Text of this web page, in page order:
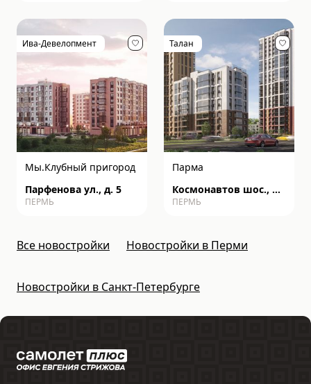
Ива-Девелопмент
Мы.Клубный пригород
Парфенова ул., д. 5
ПЕРМЬ
Талан
Парма
Космонавтов шос., д.
162к
ПЕРМЬ
Все новостройки Новостройки в Перми
Новостройки в Санкт-Петербурге